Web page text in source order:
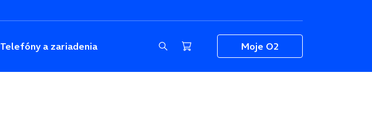
Telefóny a zariadenia Moje O2